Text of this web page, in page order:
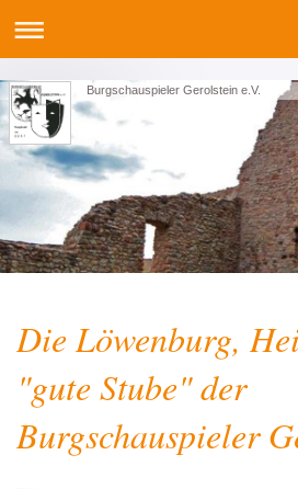
Burgschauspieler Gerolstein e.V.
Die Löwenburg,
"gute Stube" der
Burgschauspieler